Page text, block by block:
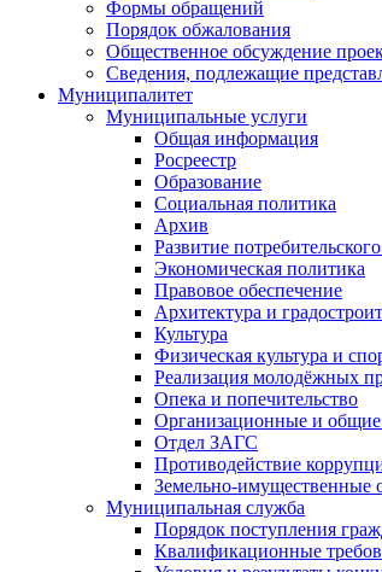
Формы обращений
Порядок обжалования
Общественное обсуждение
Сведения, подлежащие
Муниципалитет
Муниципальные услуги
Общая информация
Росреестр
Образование
Социальная политика
Архив
Развитие
Экономическая политика
Правовое обеспечение
Архитектура и
Культура
Физическая культура и
Реализация молодёжных
Опека и попечительство
Организационные и
Отдел ЗАГС
Противодействие
Земельно-имущественные
Муниципальная служба
Порядок поступления
Квалификационные